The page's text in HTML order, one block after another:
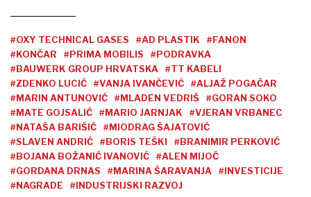
#OXY TECHNICAL GASES #AD PLASTIK
#FANON
#KONČAR
#PRIMA MOBILIS
#PODRAVKA
#BAUWERK GROUP HRVATSKA
#TT KABELI
#ZDENKO LUCIĆ
#VANJA IVANČEVIĆ
#ALJAŽ POGAČAR
#MARIN ANTUNOVIĆ
#MLADEN VEDRIŠ
#GORAN SOKO
#MATE GOJSALIĆ
#MARIO JARNJAK
#VJERAN VRBANEC
#NATAŠA BARIŠIĆ
#MIODRAG ŠAJATOVIĆ
#SLAVEN ANDRIĆ
#BORIS TEŠKI
#BRANIMIR PERKOVIĆ
#BOJANA BOŽANIĆ IVANOVIĆ
#ALEN MIJOČ
#GORDANA DRNAS
#MARINA ŠARAVANJA
#INVESTICIJE
#NAGRADE
#INDUSTRIJSKI RAZVOJ